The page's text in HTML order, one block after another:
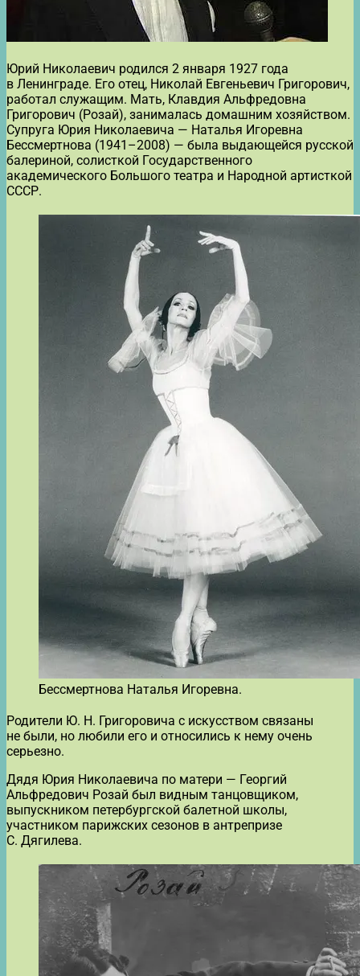
Юрий Николаевич родился 2 января 1927 года
в Ленинграде. Его отец, Николай Евгеньевич Григорович,
работал служащим. Мать, Клавдия Альфредовна
Григорович (Розай), занималась домашним хозяйством.
Супруга Юрия Николаевича — Наталья Игоревна
Бессмертнова (1941–2008) — была выдающейся русской
балериной, солисткой Государственного
академического Большого театра и Народной артисткой
СССР.
Бессмертнова Наталья Игоревна.
Родители Ю. Н. Григоровича с искусством связаны
не были, но любили его и относились к нему очень
серьезно.
Дядя Юрия Николаевича по матери — Георгий
Альфредович Розай был видным танцовщиком,
выпускником петербургской балетной школы,
участником парижских сезонов в антрепризе
С. Дягилева.